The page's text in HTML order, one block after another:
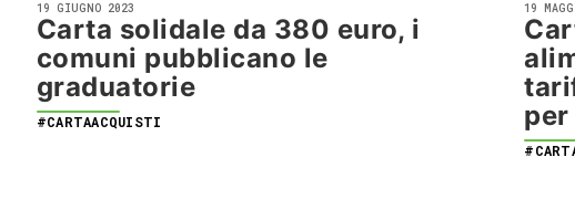
19 GIUGNO 2023
Carta solidale da 380 euro, i
comuni pubblicano le
graduatorie
#CARTAACQUISTI
19